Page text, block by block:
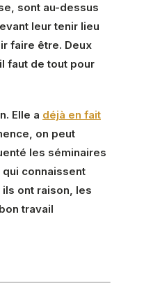
sont au-dessus
leur tenir lieu
faire être. Deux
faut de tout pour
Elle a déjà en fait
on peut
les séminaires
connaissent
ont raison, les
travail